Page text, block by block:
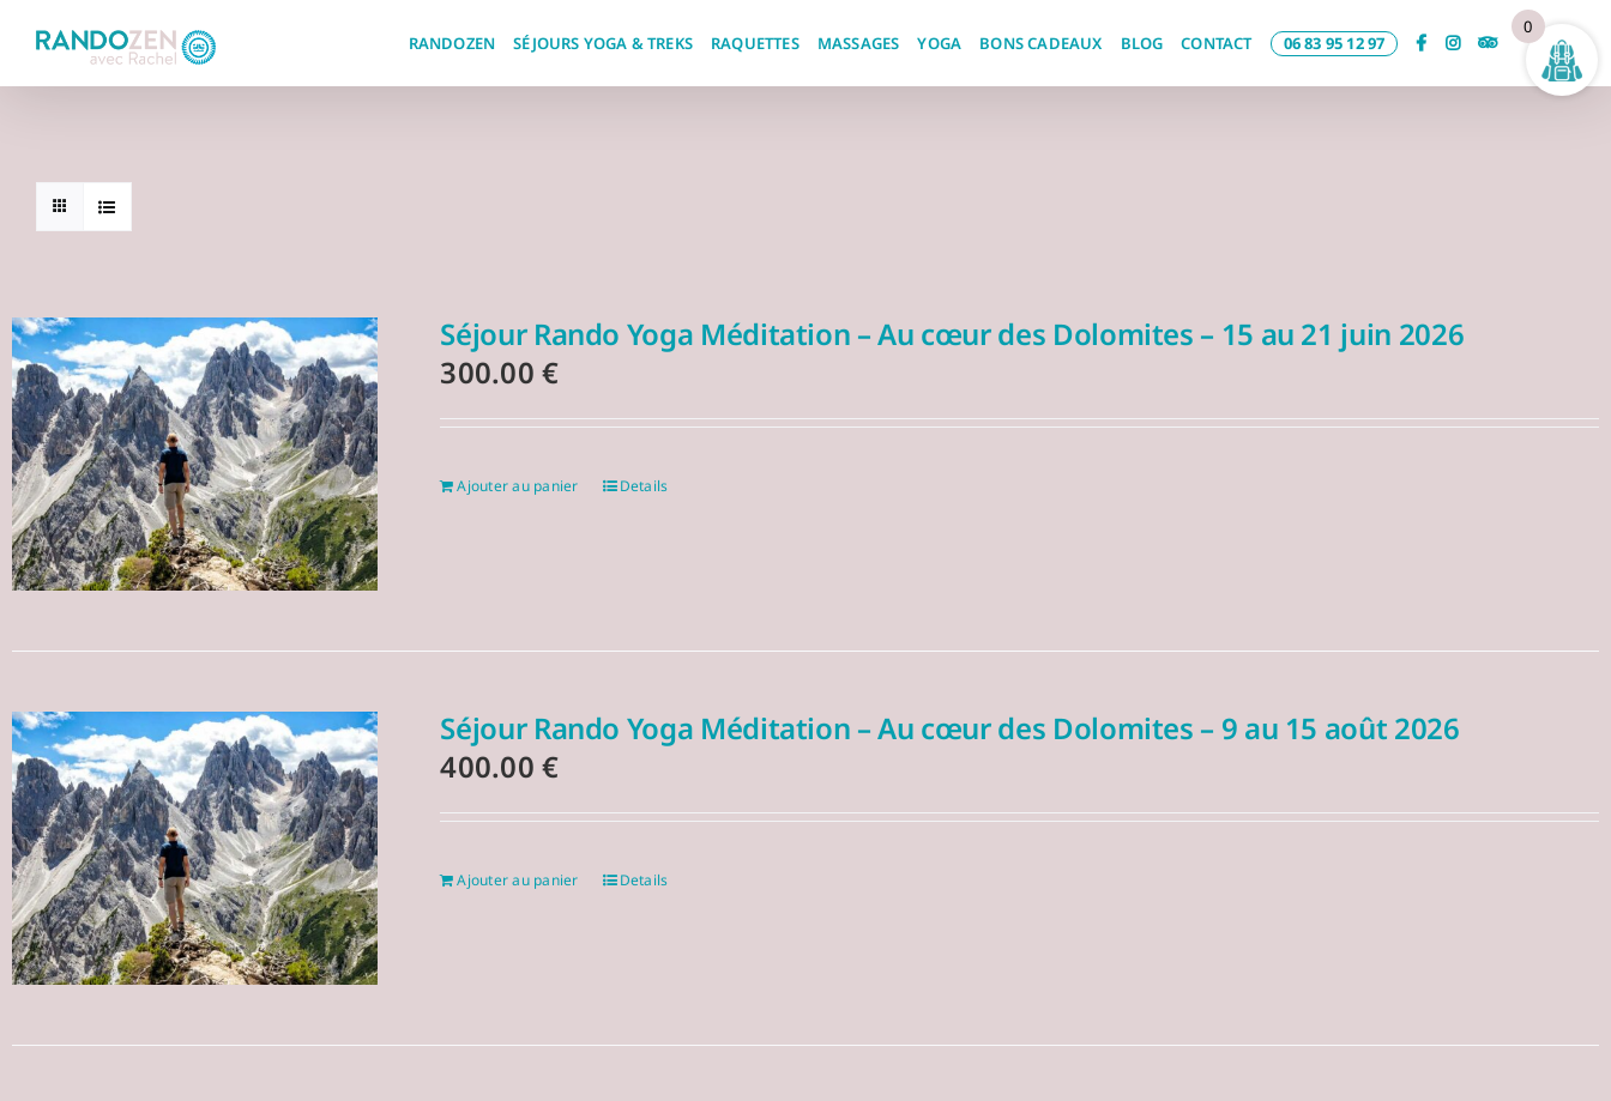
RANDOZEN SÉJOURS YOGA & TREKS RAQUETTES MASSAGES YOGA BONS CADEAUX BLOG CONTACT 06 83 95 12 97
Séjour Rando Yoga Méditation – Au cœur des Dolomites – 15 au 21 juin 2026
300.00€
Ajouter au panier Details
Séjour Rando Yoga Méditation – Au cœur des Dolomites – 9 au 15 août 2026
400.00€
Ajouter au panier Details
0